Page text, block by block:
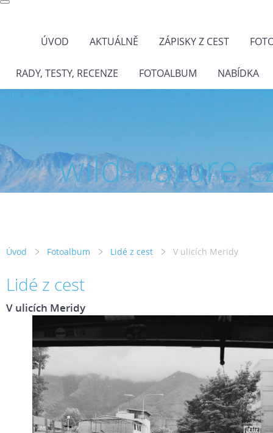
ÚVOD AKTUÁLNĚ ZÁPISKY Z CEST
RADY, TESTY, RECENZE FOTOALBUM NABÍDKA
wild-
Úvod Fotoalbum Lidé z cest V ulicích Meridy
Lidé z cest
V ulicích Meridy